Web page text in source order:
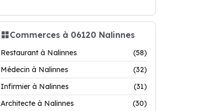
Commerces à 06120 Nalinnes
Restaurant à Nalinnes
(58)
Médecin à Nalinnes
(32)
Infirmier à Nalinnes
(31)
Architecte à Nalinnes
(30)